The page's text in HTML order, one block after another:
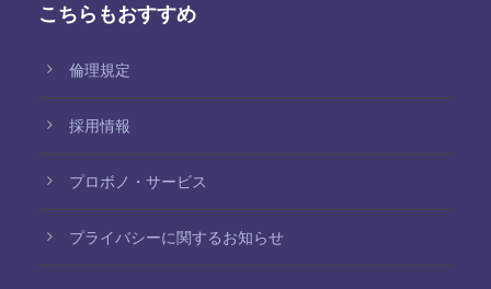
こちらもおすすめ
倫理規定
採用情報
プロボノ・サービス
プライバシーに関するお知らせ